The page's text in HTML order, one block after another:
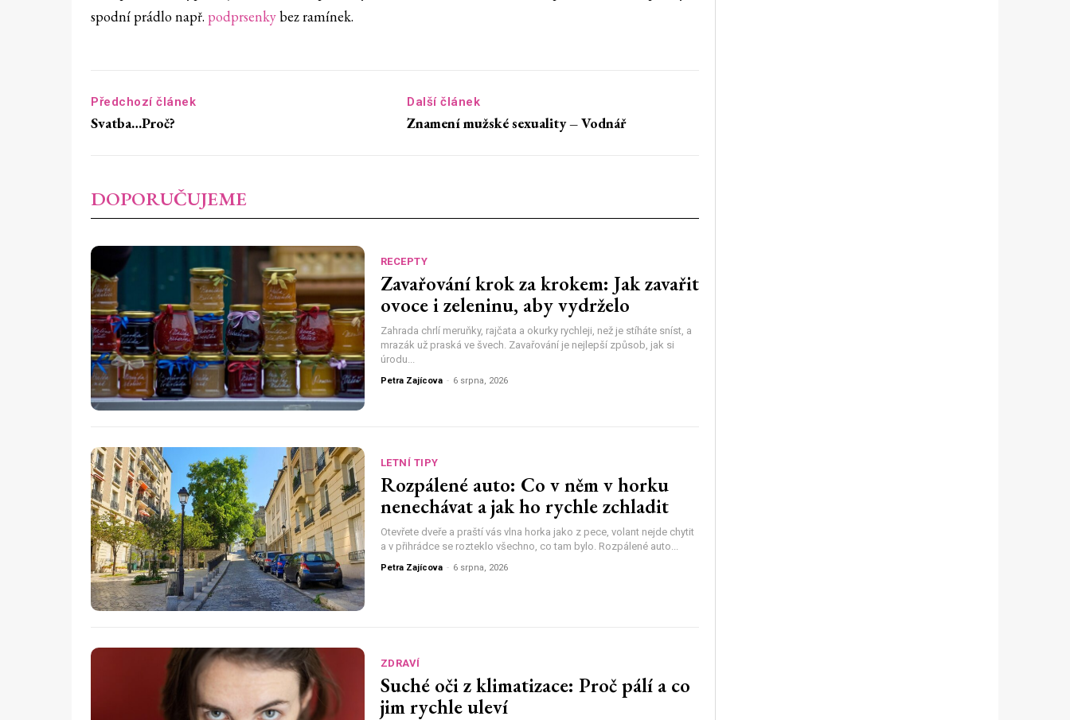
spodní prádlo např. podprsenkybez ramínek.
Předchozí článek
Svatba…Proč?
Další článek
Znamení mužské sexuality – Vodnář
DOPORUČUJEME
RECEPTY
Zavařování krok za krokem: Jak zavařit
ovoce i zeleninu, aby vydrželo
Zahrada chrlí meruňky, rajčata a okurky rychleji, než je stíháte sníst, a
mrazák už praská ve švech. Zavařování je nejlepší způsob, jak si
úrodu...
Petra Zajícova - 6 srpna, 2026
LETNÍ TIPY
Rozpálené auto: Co v něm v horku
nenechávat a jak ho rychle zchladit
Otevřete dveře a praští vás vlna horka jako z pece, volant nejde chytit
a v přihrádce se rozteklo všechno, co tam bylo. Rozpálené auto...
Petra Zajícova - 6 srpna, 2026
ZDRAVÍ
Suché oči z klimatizace: Proč pálí a co
jim rychle uleví